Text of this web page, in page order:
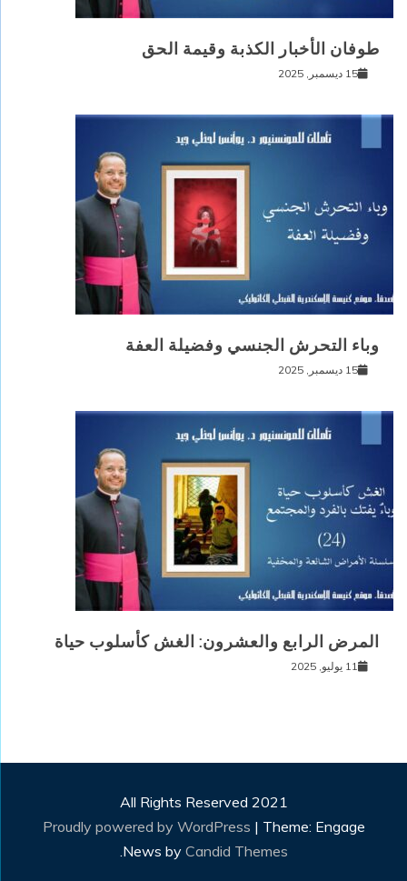
طوفان الأخبار الكذبة وقيمة الحق
15 ديسمبر, 2025
وباء التحرش الجنسي وفضيلة العفة
15 ديسمبر, 2025
المرض الرابع والعشرون: الغش كأسلوب حياة
11 يوليو, 2025
All Rights Reserved 2021
Proudly powered by WordPress | Theme: Engage
News by Candid Themes
.